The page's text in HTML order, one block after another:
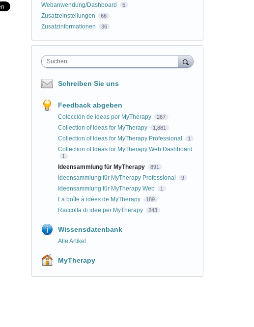
Webanwendung/Dashboard 5
Zusatzeinstellungen 66
Zusatzinformationen 36
Suchen
Schreiben Sie uns
Feedback abgeben
Colección de ideas por MyTherapy 267
Collection of Ideas for MyTherapy 1,881
Collection of Ideas for MyTherapy Professional 1
Collection of Ideas for MyTherapy Web Dashboard
1
Ideensammlung für MyTherapy 891
Ideensammlung für MyTherapy Professional 9
Ideensammlung für MyTherapy Web 1
La boîte à idées de MyTherapy 189
Raccolta di idee per MyTherapy 243
Wissensdatenbank
Alle Artikel
MyTherapy